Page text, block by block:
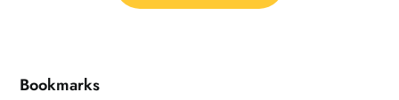
Bookmarks